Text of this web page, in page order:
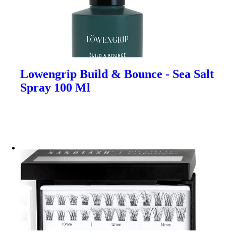
Lowengrip Build & Bounce - Sea Salt
Spray 100 Ml